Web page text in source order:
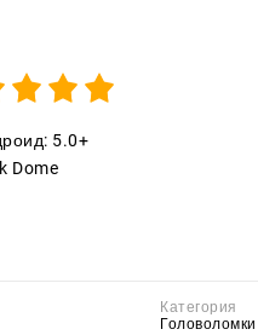
5.0+
Dome
Категория
Головоломки